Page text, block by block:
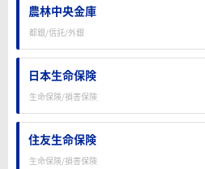
農林中央金庫
都銀/信託/外銀
日本生命保険
生命保険/損害保険
住友生命保険
生命保険/損害保険